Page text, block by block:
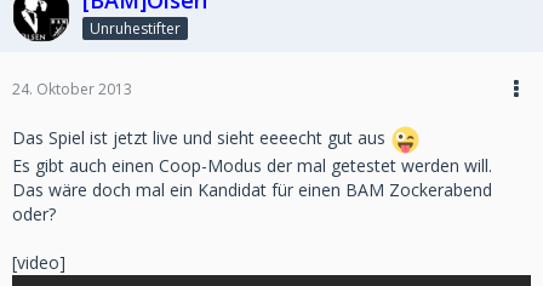
Unruhestifter
24. Oktober 2013
Das Spiel ist jetzt live und sieht eeeecht gut aus
Es gibt auch einen Coop-Modus der mal getestet werden will.
Das wäre doch mal ein Kandidat für einen BAM Zockerabend
oder?
[video]